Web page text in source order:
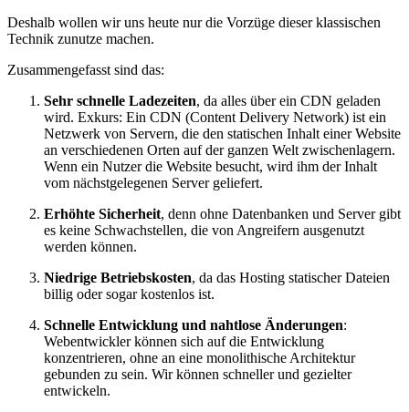
Deshalb wollen wir uns heute nur die Vorzüge dieser klassischen
Technik zunutze machen.
Zusammengefasst sind das:
Sehr schnelle Ladezeiten, da alles über ein CDN geladen
wird. Exkurs: Ein CDN (Content Delivery Network) ist ein
Netzwerk von Servern, die den statischen Inhalt einer Website
an verschiedenen Orten auf der ganzen Welt zwischenlagern.
Wenn ein Nutzer die Website besucht, wird ihm der Inhalt
vom nächstgelegenen Server geliefert.
Erhöhte Sicherheit, denn ohne Datenbanken und Server gibt
es keine Schwachstellen, die von Angreifern ausgenutzt
werden können.
Niedrige Betriebskosten, da das Hosting statischer Dateien
billig oder sogar kostenlos ist.
Schnelle Entwicklung und nahtlose Änderungen:
Webentwickler können sich auf die Entwicklung
konzentrieren, ohne an eine monolithische Architektur
gebunden zu sein. Wir können schneller und gezielter
entwickeln.